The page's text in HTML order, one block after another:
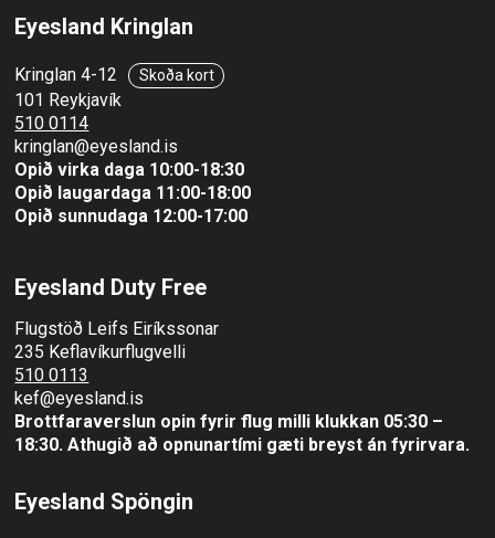
Eyesland Kringlan
Kringlan 4-12 Skoða kort
101 Reykjavík
510 0114
kringlan@eyesland.is
Opið virka daga 10:00-18:30
Opið laugardaga 11:00-18:00
Opið sunnudaga 12:00-17:00
Eyesland Duty Free
Flugstöð Leifs Eiríkssonar
235 Keflavíkurflugvelli
510 0113
kef@eyesland.is
Brottfaraverslun opin fyrir flug milli klukkan 05:30 –
18:30.Athugið að opnunartími gæti breyst án fyrirvara.
Eyesland Spöngin